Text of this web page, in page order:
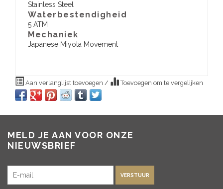
Stainless Steel
Waterbestendigheid
5 ATM
​Mechaniek
Japanese Miyota Movement
Aan verlanglijst toevoegen / Toevoegen om te vergelijken
MELD JE AAN VOOR ONZE
NIEUWSBRIEF
VERSTUUR